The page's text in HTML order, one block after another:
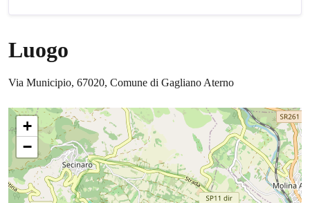
Luogo
Via Municipio, 67020, Comune di Gagliano Aterno
+
−